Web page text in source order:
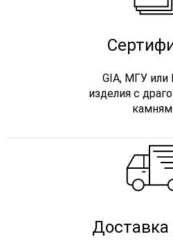
GIA, МГУ или
изделия с